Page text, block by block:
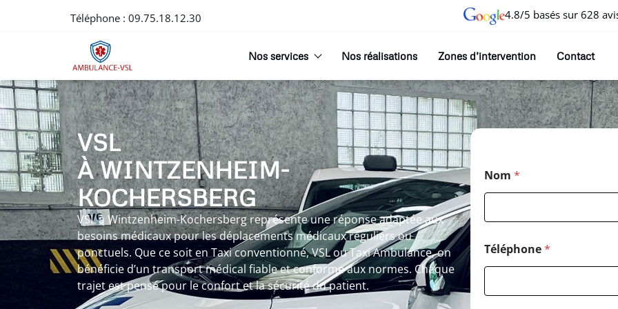
Téléphone : 09.75.18.12.30 4.8/5 basés sur 628
Nos services Nos réalisations Zones d’intervention Contact
VSL
À WINTZENHEIM-
KOCHERSBERG
VSL à Wintzenheim-Kochersberg représente une réponse adaptée aux
besoins médicaux pour les déplacements médicaux réguliers ou
ponctuels. Que ce soit en Taxi conventionné, VSL ou Taxi Ambulance, on
bénéficie d’un transport médical fiable et conforme aux normes. Chaque
trajet est pensé pour le confort et la sécurité du patient.
Nom *
Téléphone*